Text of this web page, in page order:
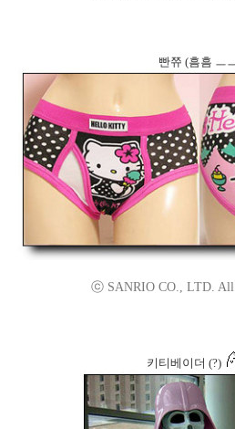
빤쮸 (흠흠 ㅡ
ⓒ SANRIO CO., LTD. All
키티베이더 (?)